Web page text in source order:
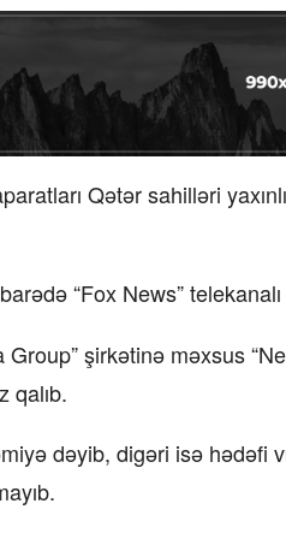
Qətər sahilləri
“Fox News”
şirkətinə məxsus
qalıb.
dəyib, digəri isə hədəfi